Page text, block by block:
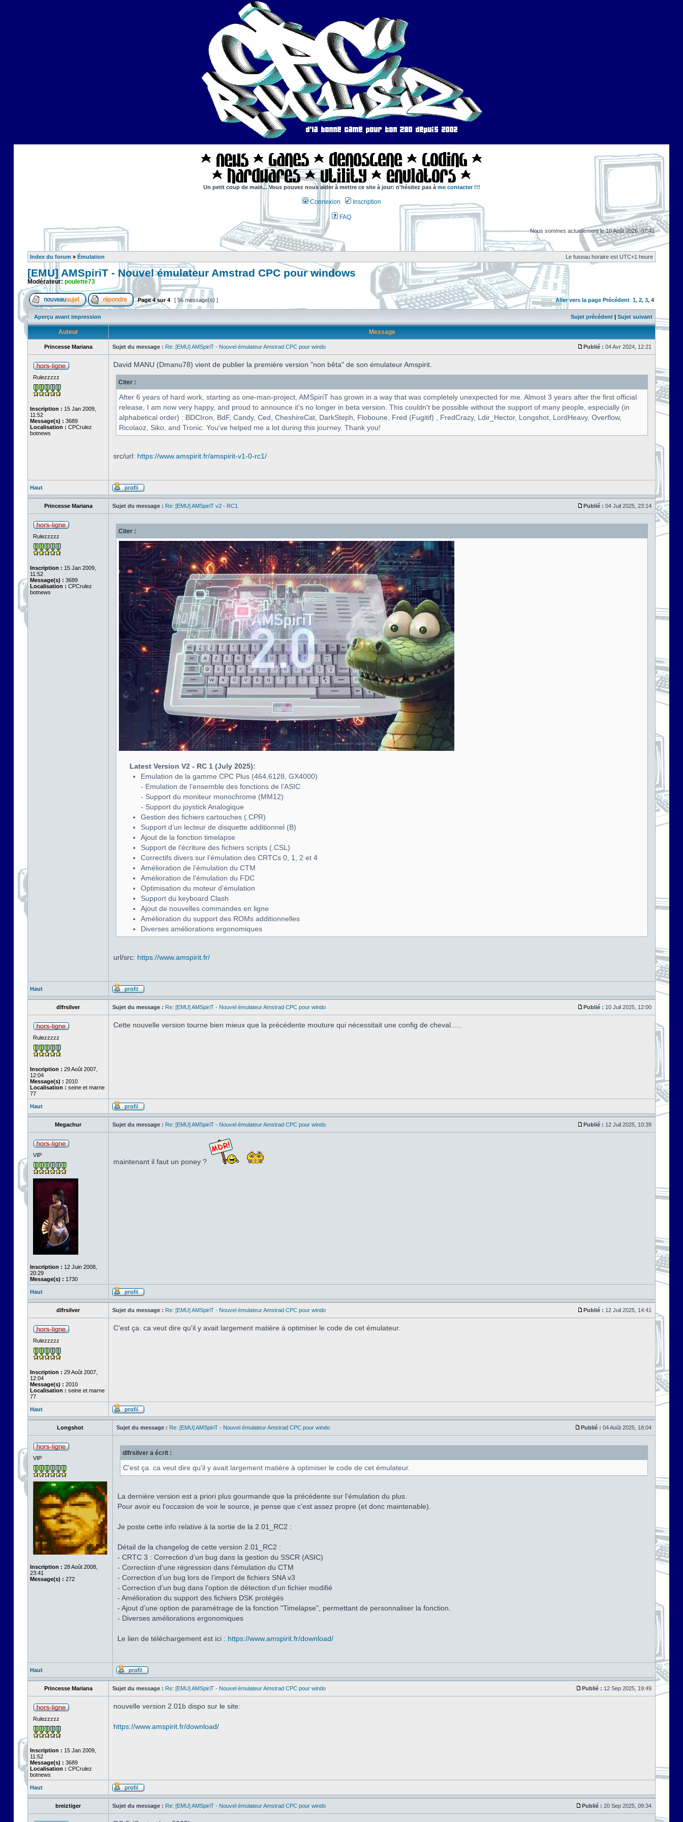
Un petit coup de main... Vous pouvez nous aider à mettre ce site à jour: n'hésitez pas à me contacter !!!
Connexion Inscription
FAQ
Nous sommes actuellement le 10 Août 2026, 07:42
Index du forum » Émulation Le fuseau horaire est UTC+1 heure
[EMU] AMSpiriT - Nouvel émulateur Amstrad CPC pour windows
Modérateur: poulette73
Page4sur4 [ 56 message(s) ] Aller vers la page Précédent 1, 2, 3, 4
Aperçu avant impression Sujet précédent | Sujet suivant
Auteur Message
Princesse Mariana Sujet du message : Re: [EMU] AMSpiriT - Nouvel émulateur Amstrad CPC pour windo Publié : 04 Avr 2024, 12:21
Rulezzzzz
Inscription : 15 Jan 2009,
11:52
Message(s) : 3689
Localisation : CPCrulez
botnews
David MANU (Dmanu78) vient de publier la première version "non bêta" de son émulateur Amspirit.
Citer :
After 6 years of hard work, starting as one-man-project, AMSpiriT has grown in a way that was completely unexpected for me. Almost 3 years after the first official
release, I am now very happy, and proud to announce it's no longer in beta version. This couldn't be possible without the support of many people, especially (in
alphabetical order) : BDCIron, BdF, Candy, Ced, CheshireCat, DarkSteph, Floboune, Fred (Fugitif) , FredCrazy, Ldir_Hector, Longshot, LordHeavy, Overflow,
Ricolaoz, Siko, and Tronic. You've helped me a lot during this journey. Thank you!
src/url: https://www.amspirit.fr/amspirit-v1-0-rc1/
Haut
Princesse Mariana Sujet du message : Re: [EMU] AMSpiriT v2 - RC1 Publié : 04 Juil 2025, 23:14
Rulezzzzz
Inscription : 15 Jan 2009,
11:52
Message(s) : 3689
Localisation : CPCrulez
botnews
Citer :
Latest Version V2 - RC 1 (July 2025):
Emulation de la gamme CPC Plus (464,6128, GX4000)
- Emulation de l’ensemble des fonctions de l’ASIC
- Support du moniteur monochrome (MM12)
- Support du joystick Analogique
Gestion des fichiers cartouches (.CPR)
Support d’un lecteur de disquette additionnel (B)
Ajout de la fonction timelapse
Support de l’écriture des fichiers scripts (.CSL)
Correctifs divers sur l’émulation des CRTCs 0, 1, 2 et 4
Amélioration de l’émulation du CTM
Amélioration de l’émulation du FDC
Optimisation du moteur d’émulation
Support du keyboard Clash
Ajout de nouvelles commandes en ligne
Amélioration du support des ROMs additionnelles
Diverses améliorations ergonomiques
url/src: https://www.amspirit.fr/
Haut
dlfrsilver Sujet du message : Re: [EMU] AMSpiriT - Nouvel émulateur Amstrad CPC pour windo Publié : 10 Juil 2025, 12:00
Rulezzzzz
Inscription : 29 Août 2007,
12:04
Message(s) : 2010
Localisation : seine et marne
77
Cette nouvelle version tourne bien mieux que la précédente mouture qui nécessitait une config de cheval.....
Haut
Megachur Sujet du message : Re: [EMU] AMSpiriT - Nouvel émulateur Amstrad CPC pour windo Publié : 12 Juil 2025, 10:39
VIP
Inscription : 12 Juin 2008,
20:29
Message(s) : 1730
maintenant il faut un poney ?
Haut
dlfrsilver Sujet du message : Re: [EMU] AMSpiriT - Nouvel émulateur Amstrad CPC pour windo Publié : 12 Juil 2025, 14:41
Rulezzzzz
Inscription : 29 Août 2007,
12:04
Message(s) : 2010
Localisation : seine et marne
77
C'est ça. ca veut dire qu'il y avait largement matière à optimiser le code de cet émulateur.
Haut
Longshot Sujet du message : Re: [EMU] AMSpiriT - Nouvel émulateur Amstrad CPC pour windo Publié : 04 Août 2025, 18:04
VIP
Inscription : 28 Août 2008,
23:41
Message(s) : 272
dlfrsilver a écrit :
C'est ça. ca veut dire qu'il y avait largement matière à optimiser le code de cet émulateur.
La dernière version est a priori plus gourmande que la précédente sur l'émulation du plus.
Pour avoir eu l'occasion de voir le source, je pense que c'est assez propre (et donc maintenable).
Je poste cette info relative à la sortie de la 2.01_RC2 :
Détail de la changelog de cette version 2.01_RC2 :
- CRTC 3 : Correction d’un bug dans la gestion du SSCR (ASIC)
- Correction d'une régression dans l'émulation du CTM
- Correction d’un bug lors de l’import de fichiers SNA v3
- Correction d'un bug dans l'option de détection d'un fichier modifié
- Amélioration du support des fichiers DSK protégés
- Ajout d’une option de paramétrage de la fonction "Timelapse", permettant de personnaliser la fonction.
- Diverses améliorations ergonomiques
Le lien de téléchargement est ici : https://www.amspirit.fr/download/
Haut
Princesse Mariana Sujet du message : Re: [EMU] AMSpiriT - Nouvel émulateur Amstrad CPC pour windo Publié : 12 Sep 2025, 19:49
Rulezzzzz
Inscription : 15 Jan 2009,
11:52
Message(s) : 3689
Localisation : CPCrulez
botnews
nouvelle version 2.01b dispo sur le site:
https://www.amspirit.fr/download/
Haut
breiztiger Sujet du message : Re: [EMU] AMSpiriT - Nouvel émulateur Amstrad CPC pour windo Publié : 20 Sep 2025, 09:34